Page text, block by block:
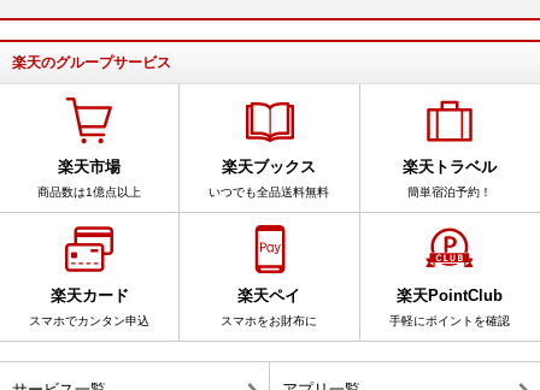
楽天のグループサービス
楽天市場
商品数は1億点以上
楽天ブックス
いつでも全品送料無料
楽天トラベル
簡単宿泊予約！
楽天カード
スマホでカンタン申込
楽天ペイ
スマホをお財布に
楽天PointClub
手軽にポイントを確認